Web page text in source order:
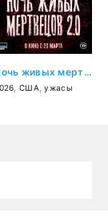
военный, история
Ночь живых мертвецов 2.0
США ,ужасы